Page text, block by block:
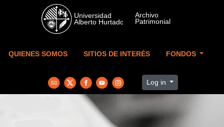
Skip to main content
QUIENES SOMOS SITIOS DE INTERÉS FONDOS
Log in